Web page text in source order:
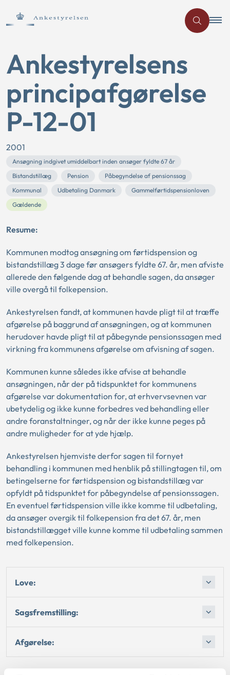
Ankestyrelsens
principafgørelse
P-12-01
2001
Ansøgning indgivet umiddelbart inden ansøger fyldte 67 år
Bistandstillæg
Pension
Påbegyndelse af pensionssag
Kommunal
Udbetaling Danmark
Gammelførtidspensionloven
Gældende
Resume:
Kommunen modtog ansøgning om førtidspension og
bistandstillæg 3 dage før ansøgers fyldte 67. år, men afviste
allerede den følgende dag at behandle sagen, da ansøger
ville overgå til folkepension.
Ankestyrelsen fandt, at kommunen havde pligt til at træffe
afgørelse på baggrund af ansøgningen, og at kommunen
herudover havde pligt til at påbegynde pensionssagen med
virkning fra kommunens afgørelse om afvisning af sagen.
Kommunen kunne således ikke afvise at behandle
ansøgningen, når der på tidspunktet for kommunens
afgørelse var dokumentation for, at erhvervsevnen var
ubetydelig og ikke kunne forbedres ved behandling eller
andre foranstaltninger, og når der ikke kunne peges på
andre muligheder for at yde hjælp.
Ankestyrelsen hjemviste derfor sagen til fornyet
behandling i kommunen med henblik på stillingtagen til, om
betingelserne for førtidspension og bistandstillæg var
opfyldt på tidspunktet for påbegyndelse af pensionssagen.
En eventuel førtidspension ville ikke komme til udbetaling,
da ansøger overgik til folkepension fra det 67. år, men
bistandstillægget ville kunne komme til udbetaling sammen
med folkepension.
Love:
Sagsfremstilling:
Afgørelse: